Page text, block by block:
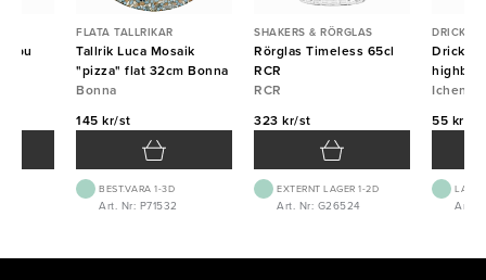
FLATA TALLRIKAR
Tallrik Luca Mosaik
"pizza" flat 32cm Bonna
Bonna
145 kr/st
BEST.VARA 1-3D
Art. Nr: P71532
SHAKERS & RÖRGLAS
Rörglas Timeless 65cl
RCR
RCR
323 kr/st
EXTERNT LAGER 1-2D
Art. Nr: G26524
highball
55 kr/st
Art.